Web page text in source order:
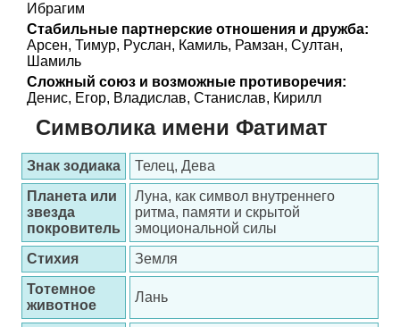
Ибрагим
Стабильные партнерские отношения и дружба:
Арсен, Тимур, Руслан, Камиль, Рамзан, Султан,
Шамиль
Сложный союз и возможные противоречия:
Денис, Егор, Владислав, Станислав, Кирилл
Символика имени Фатимат
Знак зодиака
Телец, Дева
Планета или
звезда
покровитель
Луна, как символ внутреннего
ритма, памяти и скрытой
эмоциональной силы
Стихия
Земля
Тотемное
животное
Лань